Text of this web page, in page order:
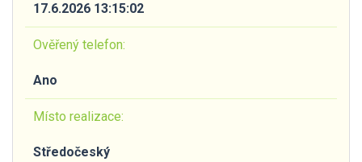
17.6.2026 13:15:02
Ověřený telefon:
Ano
Místo realizace:
Středočeský